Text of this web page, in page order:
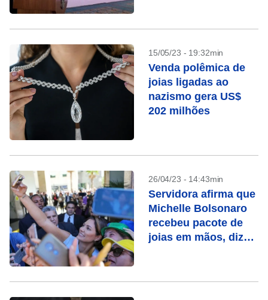
15/05/23 - 19:32min
Venda polêmica de
joias ligadas ao
nazismo gera US$
202 milhões
26/04/23 - 14:43min
Servidora afirma que
Michelle Bolsonaro
recebeu pacote de
joias em mãos, diz